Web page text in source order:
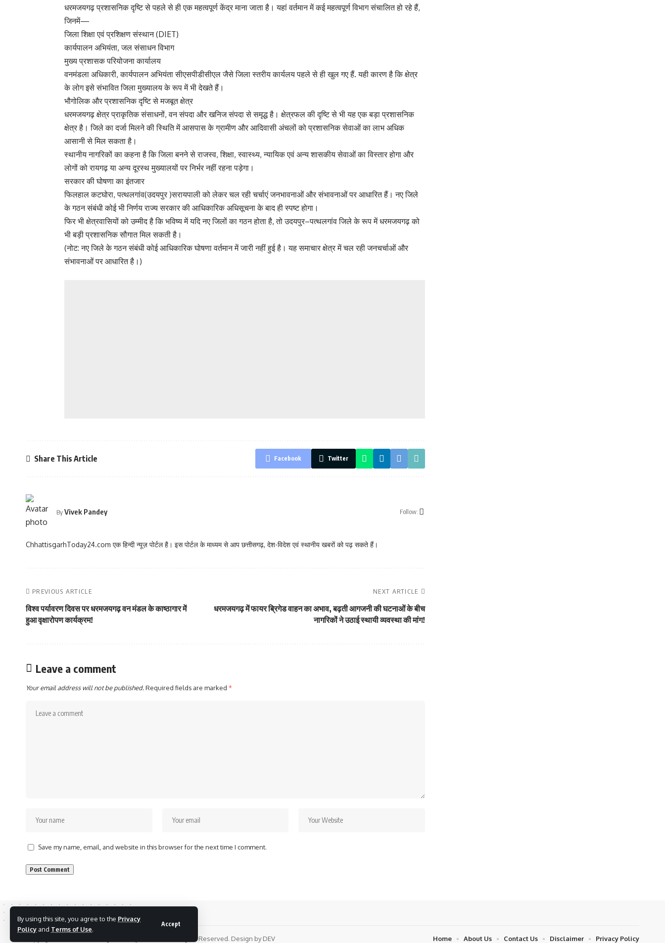
By using this site, you agree to the Privacy
Policy and Terms of Use.
Accept
धरमजयगढ़ प्रशासनिक दृष्टि से पहले से ही एक महत्वपूर्ण केंद्र माना जाता है। यहां वर्तमान में कई महत्वपूर्ण विभाग संचालित हो रहे हैं,
जिनमें—
जिला शिक्षा एवं प्रशिक्षण संस्थान (DIET)
कार्यपालन अभियंता, जल संसाधन विभाग
मुख्य प्रशासक परियोजना कार्यालय
वनमंडला अधिकारी, कार्यपालन अभियंता सीएसपीडीसीएल जैसे जिला स्तरीय कार्यलय पहले से ही खुल गए हैं. यही कारण है कि क्षेत्र
के लोग इसे संभावित जिला मुख्यालय के रूप में भी देखते हैं।
भौगोलिक और प्रशासनिक दृष्टि से मजबूत क्षेत्र
धरमजयगढ़ क्षेत्र प्राकृतिक संसाधनों, वन संपदा और खनिज संपदा से समृद्ध है। क्षेत्रफल की दृष्टि से भी यह एक बड़ा प्रशासनिक
क्षेत्र है। जिले का दर्जा मिलने की स्थिति में आसपास के ग्रामीण और आदिवासी अंचलों को प्रशासनिक सेवाओं का लाभ अधिक
आसानी से मिल सकता है।
स्थानीय नागरिकों का कहना है कि जिला बनने से राजस्व, शिक्षा, स्वास्थ्य, न्यायिक एवं अन्य शासकीय सेवाओं का विस्तार होगा और
लोगों को रायगढ़ या अन्य दूरस्थ मुख्यालयों पर निर्भर नहीं रहना पड़ेगा।
सरकार की घोषणा का इंतजार
फिलहाल कटघोरा, पत्थलगांव(उदयपुर )सरायपाली को लेकर चल रही चर्चाएं जनभावनाओं और संभावनाओं पर आधारित हैं। नए जिले
के गठन संबंधी कोई भी निर्णय राज्य सरकार की आधिकारिक अधिसूचना के बाद ही स्पष्ट होगा।
फिर भी क्षेत्रवासियों को उम्मीद है कि भविष्य में यदि नए जिलों का गठन होता है, तो उदयपुर–पत्थलगांव जिले के रूप में धरमजयगढ़ को
भी बड़ी प्रशासनिक सौगात मिल सकती है।
(नोट: नए जिले के गठन संबंधी कोई आधिकारिक घोषणा वर्तमान में जारी नहीं हुई है। यह समाचार क्षेत्र में चल रही जनचर्चाओं और
संभावनाओं पर आधारित है।)
Share This Article Facebook Twitter
ByVivek Pandey Follow:
ChhattisgarhToday24.com एक हिन्दी न्यूज़ पोर्टल है। इस पोर्टल के माध्यम से आप छत्तीसगढ़, देश-विदेश एवं स्थानीय खबरों को पढ़ सकते हैं।
PREVIOUS ARTICLE
विश्व पर्यावरण दिवस पर धरमजयगढ़ वन मंडल के काष्ठागार में
हुआ वृक्षारोपण कार्यक्रम!
NEXT ARTICLE
धरमजयगढ़ में फायर ब्रिगेड वाहन का अभाव, बढ़ती आगजनी की घटनाओं के बीच
नागरिकों ने उठाई स्थायी व्यवस्था की मांग!
Leave a comment
Your email address will not be published.Required fields are marked *
Save my name, email, and website in this browser for the next time I comment.
Copyrights © 2024 Chhattisgarh Today 24 News. All Rights Reserved. Design by DEV Home About Us Contact Us Disclaimer Privacy Policy